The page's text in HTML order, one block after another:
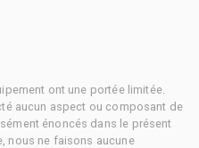
ont une portée limitée.
aucun aspect ou composant de
énoncés dans le présent
nous ne faisons aucune